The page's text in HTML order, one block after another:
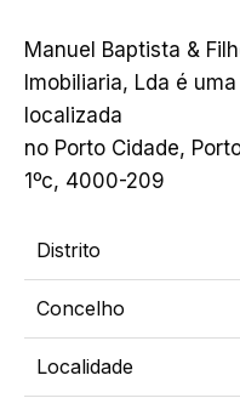
Manuel Baptista &
Imobiliaria, Lda é
localizada
no Porto Cidade,
1ºc, 4000-209
Distrito
Concelho
Localidade